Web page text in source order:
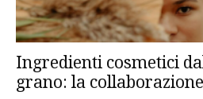
Ingredienti cosmetici
grano: la